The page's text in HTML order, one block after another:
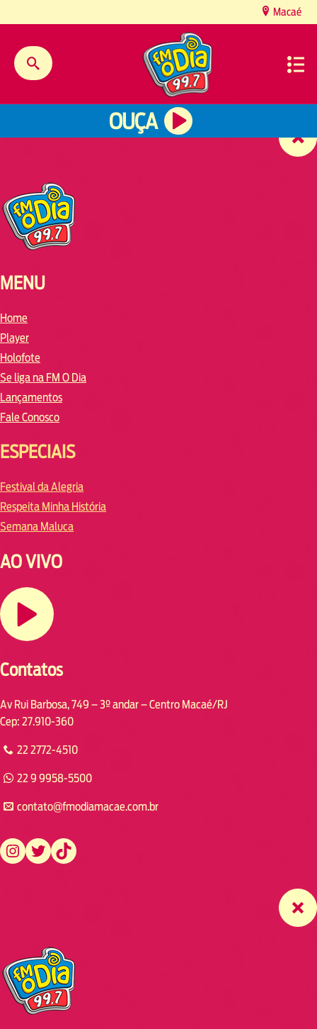
Macaé
OUÇA
MENU
Home
Player
Holofote
Se liga na FM O Dia
Lançamentos
Fale Conosco
ESPECIAIS
Festival da Alegria
Respeita Minha História
Semana Maluca
AO VIVO
Contatos
Av Rui Barbosa, 749 – 3º andar – Centro Macaé/RJ
Cep: 27.910-360
22 2772-4510
22 9 9958-5500
contato@fmodiamacae.com.br
https://www.instagram.com/fmodia.macae/ https://twitter.com/fmodia.macae/ https://www.tiktok.com/@fmodia.macae